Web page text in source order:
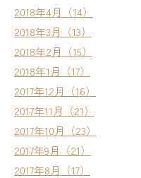
2018年4月（14）
2018年3月（13）
2018年2月（15）
2018年1月（17）
2017年12月（16）
2017年11月（21）
2017年10月（23）
2017年9月（21）
2017年8月（17）